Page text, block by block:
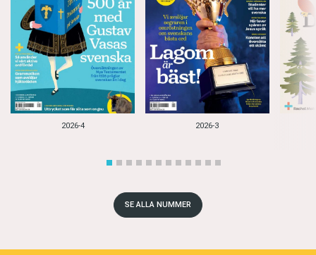
2026-4 2026-3
SE ALLA NUMMER